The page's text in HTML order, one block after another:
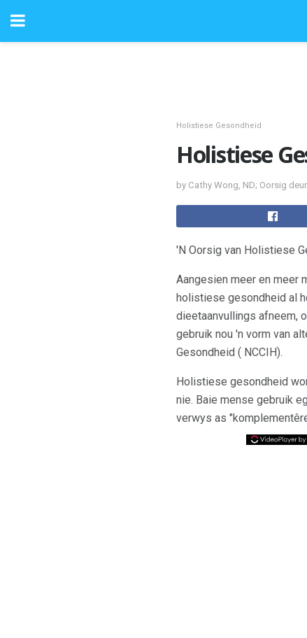
Holistiese Gesondheid
Holistiese
by Cathy Wong, ND; Oorsig
'N Oorsig van Holistiese
Aangesien meer en meer
holistiese gesondheid al
dieetaanvullings afneem,
gebruik nou 'n vorm van
Gesondheid ( NCCIH).
Holistiese gesondheid
nie. Baie mense gebruik
verwys as